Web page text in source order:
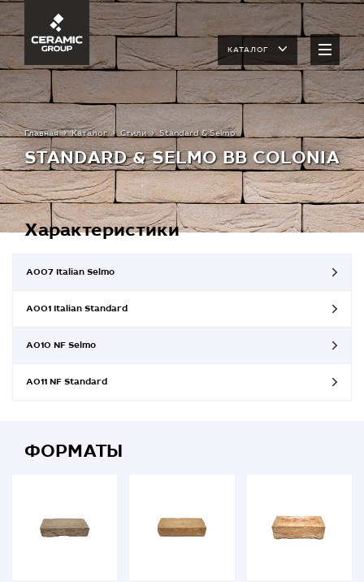
КАТАЛОГ
Главная Каталог Стили Standard & Selmo
STANDARD & SELMO BB COLONIA
Характеристики
A007 Italian Selmo
A001 Italian Standard
A010 NF Selmo
A011 NF Standard
ФОРМАТЫ